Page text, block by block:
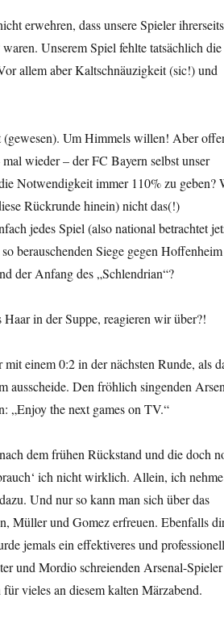
erwehren, dass unsere Spieler ihrerseits
Unserem Spiel fehlte tatsächlich die
allem aber Kaltschnäuzigkeit (sic!) und
Um Himmels willen! Aber
wieder – der FC Bayern selbst unser
Notwendigkeit immer 110% zu geben?
Rückrunde hinein) nicht das(!)
jedes Spiel (also national betrachtet
berauschenden Siege gegen
der Anfang des „Schlendrian“?
in der Suppe, reagieren wir über?!
einem 0:2 in der nächsten Runde, als
ausscheide. Den fröhlich singenden
„Enjoy the next games on TV.“
dem frühen Rückstand und die doch
ich nicht wirklich. Allein, ich
Und nur so kann man sich über das
Müller und Gomez erfreuen. Ebenfalls
jemals ein effektiveres und
und Mordio schreienden Arsenal-Spieler
vieles an diesem kalten Märzabend.